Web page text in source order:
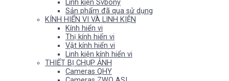
Linh kiện Svbony
Sản phẩm đã qua sử dụng
KÍNH HIỂN VI VÀ LINH KIỆN
Kính hiển vi
Thị kính hiển vi
Vật kính hiển vi
Linh kiện kính hiển vi
THIẾT BỊ CHỤP ẢNH
Cameras QHY